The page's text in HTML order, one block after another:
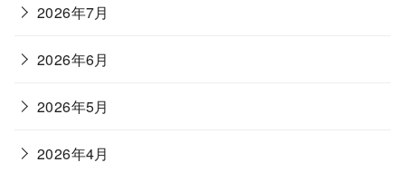
2026年7月
2026年6月
2026年5月
2026年4月